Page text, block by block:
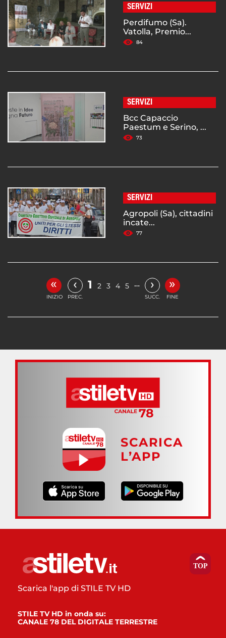
SERVIZI
Perdifumo (Sa).
Vatolla, Premio...
84
SERVIZI
Bcc Capaccio
Paestum e Serino, ...
73
SERVIZI
Agropoli (Sa), cittadini
incate...
77
«
INIZIO
‹
PREC.
1 2 3 4 5 … ›
SUCC.
»
FINE
SCARICA
L’APP
Scarica l'app di STILE TV HD
STILE TV HD in onda su:
CANALE 78 DEL DIGITALE TERRESTRE